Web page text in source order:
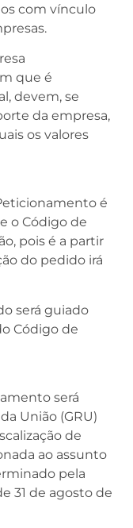
com vínculo
que é
devem, se
da empresa,
os valores
é
o Código de
pois é a partir
do pedido irá
será guiado
Código de
será
União (GRU)
de
ao assunto
pela
31 de agosto de